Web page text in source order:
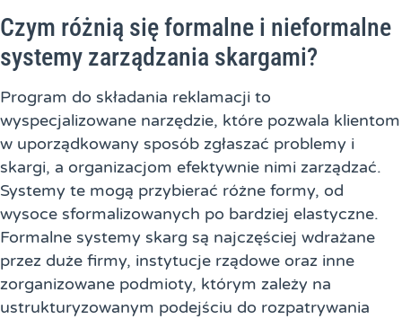
Czym różnią się formalne i nieformalne
systemy zarządzania skargami?
Program do składania reklamacji to
wyspecjalizowane narzędzie, które pozwala klientom
w uporządkowany sposób zgłaszać problemy i
skargi, a organizacjom efektywnie nimi zarządzać.
Systemy te mogą przybierać różne formy, od
wysoce sformalizowanych po bardziej elastyczne.
Formalne systemy skarg są najczęściej wdrażane
przez duże firmy, instytucje rządowe oraz inne
zorganizowane podmioty, którym zależy na
ustrukturyzowanym podejściu do rozpatrywania